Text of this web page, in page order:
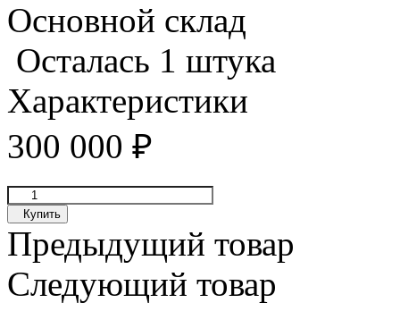
Основной склад
Осталась 1 штука
Характеристики
300 000 ₽
Купить
Предыдущий товар
Следующий товар